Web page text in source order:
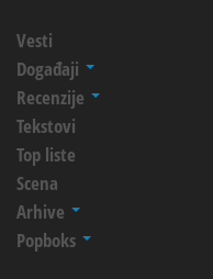
Vesti
Događaji
Recenzije
Tekstovi
Top liste
Scena
Arhive
Popboks